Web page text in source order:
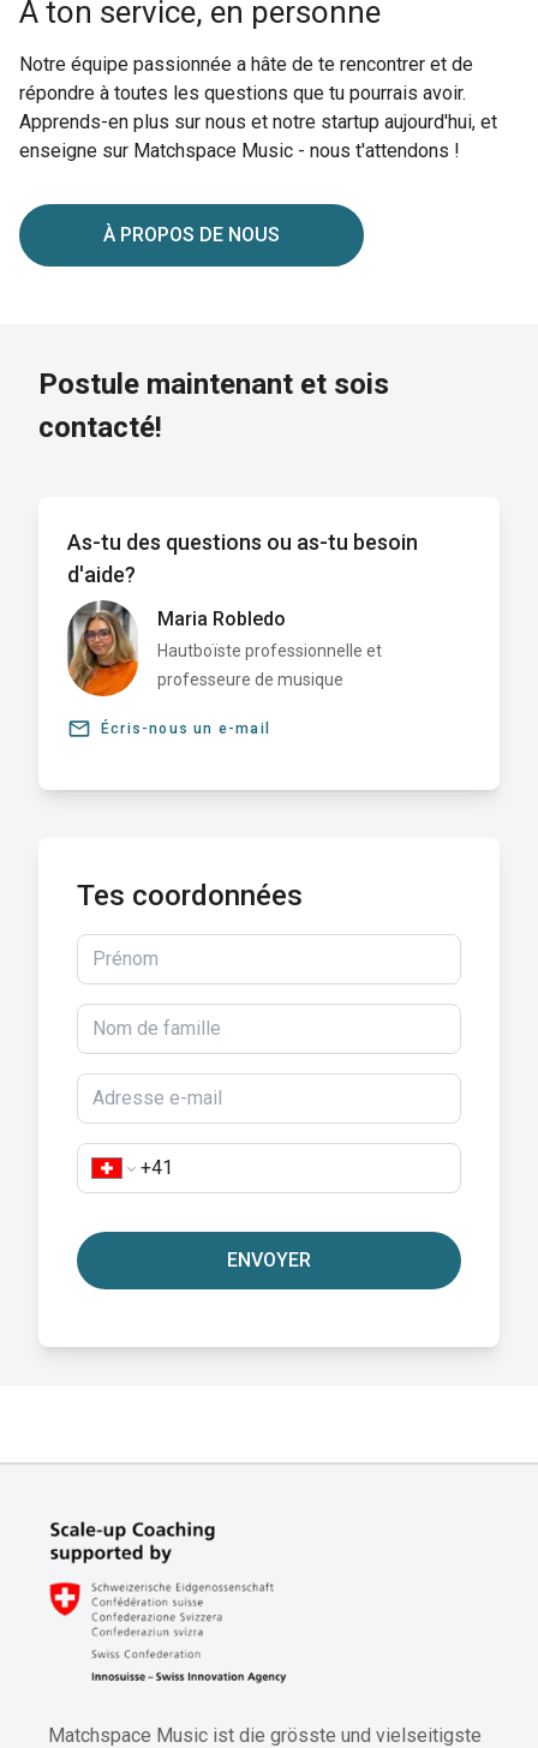
À ton service, en personne
Notre équipe passionnée a hâte de te rencontrer et de
répondre à toutes les questions que tu pourrais avoir.
Apprends-en plus sur nous et notre startup aujourd'hui, et
enseigne sur Matchspace Music - nous t'attendons !
À PROPOS DE NOUS
Postule maintenant et sois
contacté!
As-tu des questions ou as-tu besoin
d'aide?
Maria Robledo
Hautboïste professionnelle et
professeure de musique
email Écris-nous un e-mail
Tes coordonnées
ENVOYER
Matchspace Music ist die grösste und vielseitigste